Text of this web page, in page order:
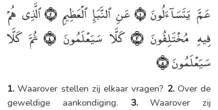
1. Waarover stellen zij elkaar vragen? 2. Over de
geweldige aankondiging. 3.
Waarover zij
عَمَّ يَتَسَآءَلُونَ﴿١﴾ عَنِ ٱلنَّبَإِ ٱلْعَظِيمِ﴿٢﴾ ٱلَّذِى هُمْ
فِيهِ مُخْتَلِفُونَ﴿٣﴾ كَلَّا سَيَعْلَمُونَ﴿٤﴾
ثُمَّ كَلَّا
سَيَعْلَمُونَ﴿٥﴾